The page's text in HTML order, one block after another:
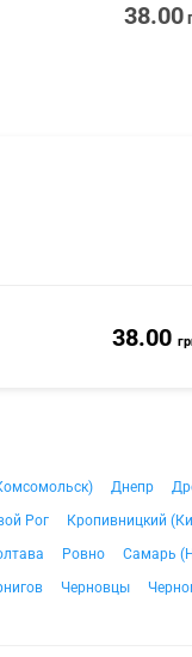
38.00
38.00
Днепр
Рог Кропивницкий
Ровно Самарь
Черновцы